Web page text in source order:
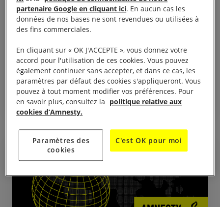
18 décembre, 2025
déréglementation sur la question du climat et
des droits humains « trahit les personnes et
la planète »
ALLEMAGNE BELGIQUE FRANCE JUSTICE CLIMATIQUE
partenaire Google en cliquant ici. En aucun cas les
données de nos bases ne sont revendues ou utilisées à
des fins commerciales.
En cliquant sur « OK J'ACCEPTE », vous donnez votre
accord pour l'utilisation de ces cookies. Vous pouvez
également continuer sans accepter, et dans ce cas, les
paramètres par défaut des cookies s'appliqueront. Vous
pouvez à tout moment modifier vos préférences. Pour
en savoir plus, consultez la politique relative aux
cookies d’Amnesty.
Paramètres des
cookies
C'est OK pour moi